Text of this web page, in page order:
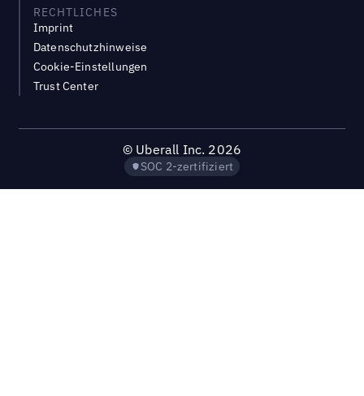
RECHTLICHES
Imprint
Datenschutzhinweise
Cookie-Einstellungen
Trust Center
© Uberall Inc. 2026
SOC 2-zertifiziert